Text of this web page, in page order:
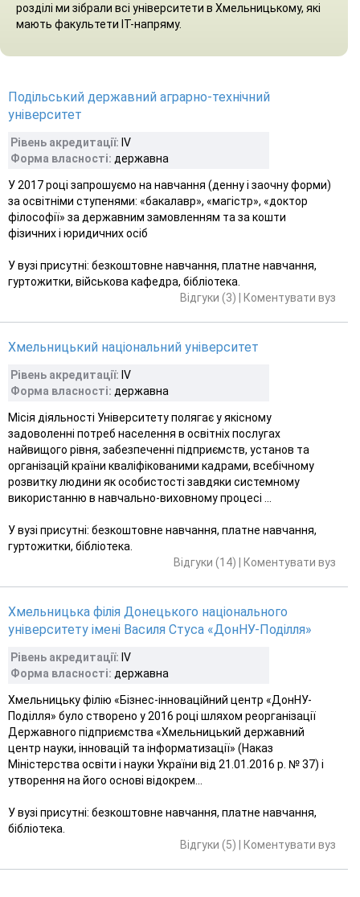
розділі ми зібрали всі університети в Хмельницькому, які
мають факультети ІТ-напряму.
Подільський державний аграрно-технічний
університет
Рівень акредитації: IV
Форма власності: державна
У 2017 році запрошуємо на навчання (денну і заочну форми)
за освітніми ступенями: «бакалавр», «магістр», «доктор
філософії» за державним замовленням та за кошти
фізичних і юридичних осіб
У вузі присутні: безкоштовне навчання, платне навчання,
гуртожитки, військова кафедра, бібліотека.
Відгуки (3)
Коментувати вуз
Хмельницький національний університет
Рівень акредитації: IV
Форма власності: державна
Місія діяльності Університету полягає у якісному
задоволенні потреб населення в освітніх послугах
найвищого рівня, забезпеченні підприємств, установ та
організацій країни кваліфікованими кадрами, всебічному
розвитку людини як особистості завдяки системному
використанню в навчально-виховному процесі ...
У вузі присутні: безкоштовне навчання, платне навчання,
гуртожитки, бібліотека.
Відгуки (14)
Коментувати вуз
Хмельницька філія Донецького національного
університету імені Василя Стуса «ДонНУ-Поділля»
Рівень акредитації: IV
Форма власності: державна
Хмельницьку філію «Бізнес-інноваційний центр «ДонНУ-
Поділля» було створено у 2016 році шляхом реорганізації
Державного підприємства «Хмельницький державний
центр науки, інновацій та інформатизації» (Наказ
Міністерства освіти і науки України від 21.01.2016 р. № 37) і
утворення на його основі відокрем...
У вузі присутні: безкоштовне навчання, платне навчання,
бібліотека.
Відгуки (5)
Коментувати вуз